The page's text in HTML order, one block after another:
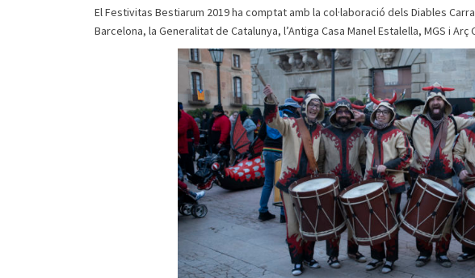
El Festivitas Bestiarum 2019 ha comptat amb la col·laboració dels Diables
Barcelona, la Generalitat de Catalunya, l’Antiga Casa Manel Estalella, MGS i Arç